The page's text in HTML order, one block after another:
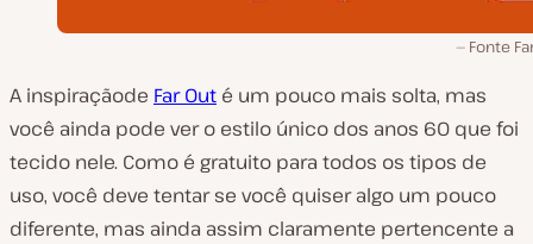
Fonte
A inspiraçãode Far Out é um pouco mais solta, mas
você ainda pode ver o estilo único dos anos 60 que foi
tecido nele. Como é gratuito para todos os tipos de
uso, você deve tentar se você quiser algo um pouco
diferente, mas ainda assim claramente pertencente a